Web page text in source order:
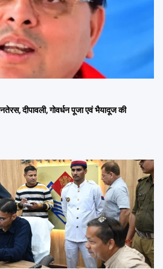
दीपावली, गोवर्धन पूजा एवं भैयादूज की